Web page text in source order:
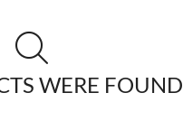
WERE FOUND